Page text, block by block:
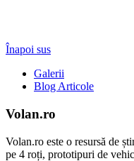
Înapoi sus
Galerii
Blog Articole
Volan.ro
Volan.ro este o resursă de
pe 4 roți, prototipuri de